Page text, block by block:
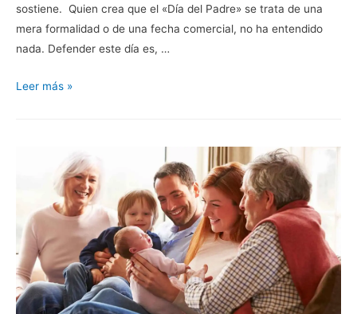
sostiene. Quien crea que el «Día del Padre» se trata de una
mera formalidad o de una fecha comercial, no ha entendido
nada. Defender este día es, …
¿Por
celebración
del
«Día
del
Padre»?
Leer más »